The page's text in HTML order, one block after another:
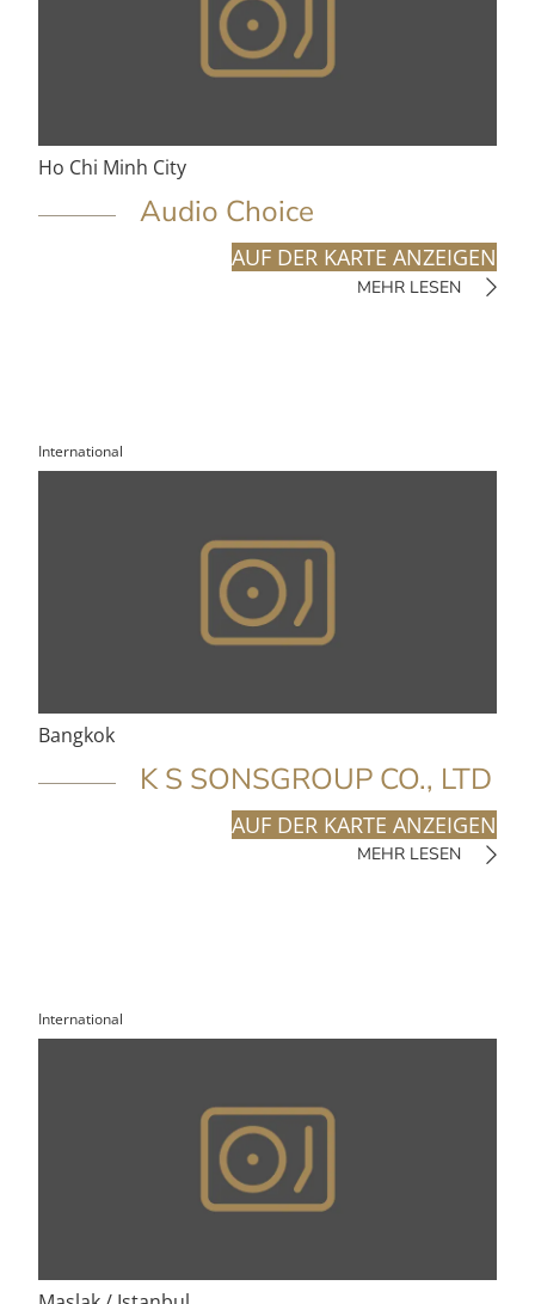
Ho Chi Minh City
Audio Choice
AUF DER KARTE ANZEIGEN
MEHR LESEN
International
Bangkok
K S SONSGROUP CO., LTD
AUF DER KARTE ANZEIGEN
MEHR LESEN
International